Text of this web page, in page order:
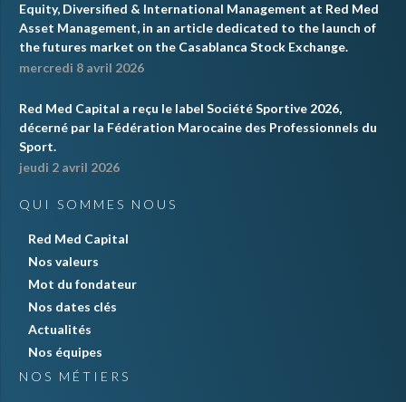
Equity, Diversified & International Management at Red Med
Asset Management, in an article dedicated to the launch of
the futures market on the Casablanca Stock Exchange.
mercredi 8 avril 2026
Red Med Capital a reçu le label Société Sportive 2026,
décerné par la Fédération Marocaine des Professionnels du
Sport.
jeudi 2 avril 2026
QUI SOMMES NOUS
Red Med Capital
Nos valeurs
Mot du fondateur
Nos dates clés
Actualités
Nos équipes
NOS MÉTIERS